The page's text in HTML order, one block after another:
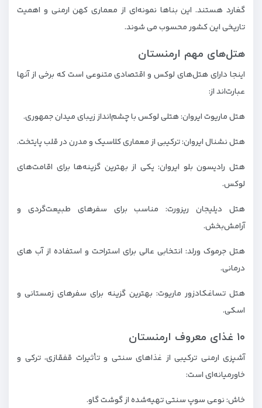
گغارد هستند. این بناها نمونه‌ای از معماری کهن ارمنی و اهمیت
تاریخی این کشور محسوب می‌ شوند.
هتل‌های مهم ارمنستان
اینجا دارای هتل‌های لوکس و اقتصادی متنوعی است که برخی از آنها
عبارت‌اند از:
هتل ماریوت ایروان: هتلی لوکس با چشم‌انداز زیبای میدان جمهوری.
هتل نشنال ایروان: ترکیبی از معماری کلاسیک و مدرن در قلب پایتخت.
هتل رادیسون بلو ایروان: یکی از بهترین گزینه‌ها برای اقامت‌های
لوکس.
هتل دیلیجان ریزورت: مناسب برای سفرهای طبیعت‌گردی و
آرامش‌بخش.
هتل جرموک ورلد: انتخابی عالی برای استراحت و استفاده از آب‌ های
درمانی.
هتل تساغکادزور ماریوت: بهترین گزینه برای سفرهای زمستانی و
اسکی.
۱۰ غذای معروف ارمنستان
آشپزی ارمنی ترکیبی از غذاهای سنتی و تأثیرات قفقازی، ترکی و
خاورمیانه‌ای است:
خاش: نوعی سوپ سنتی تهیه‌شده از گوشت گاو.